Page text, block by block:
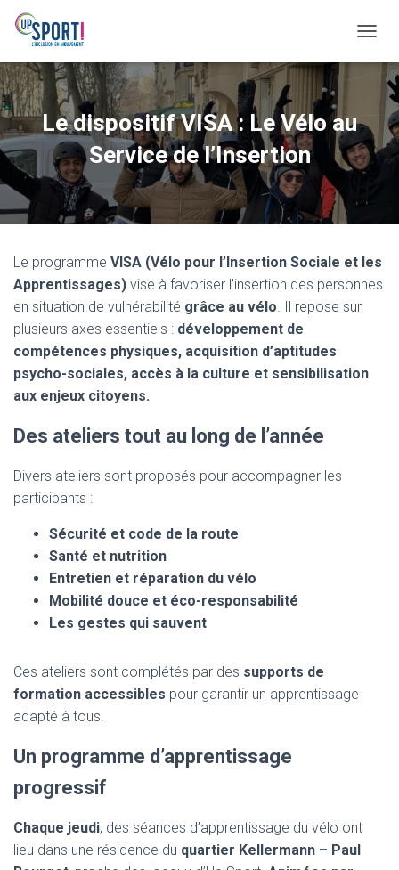
É
E
R
L
G
A
Le dispositif VISA : Le Vélo au
Service de l’Insertion
Le programme VISA (Vélo pour l’Insertion Sociale et les
Apprentissages) vise à favoriser l’insertion des personnes
en situation de vulnérabilité grâce au vélo. Il repose sur
plusieurs axes essentiels : développement de
compétences physiques, acquisition d’aptitudes
psycho-sociales, accès à la culture et sensibilisation
aux enjeux citoyens.
Des ateliers tout au long de l’année
Divers ateliers sont proposés pour accompagner les
participants :
Sécurité et code de la route
Santé et nutrition
Entretien et réparation du vélo
Mobilité douce et éco-responsabilité
Les gestes qui sauvent
Ces ateliers sont complétés par des supports de
formation accessibles pour garantir un apprentissage
adapté à tous.
Un programme d’apprentissage
progressif
Chaque jeudi, des séances d’apprentissage du vélo ont
lieu dans une résidence du quartier Kellermann – Paul